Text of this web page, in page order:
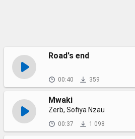
Road's end
00:40 359
Mwaki
Zerb, Sofiya Nzau
00:37 1 098